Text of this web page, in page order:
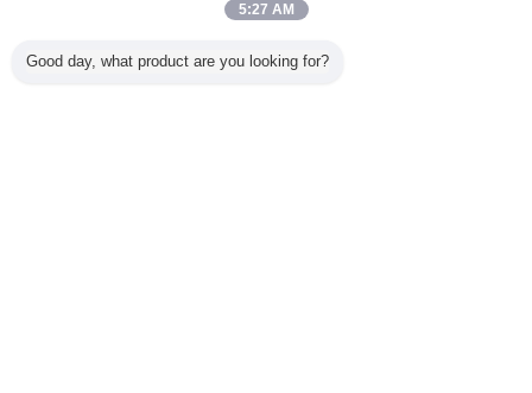
5:27 AM
Good day, what product are you looking for?